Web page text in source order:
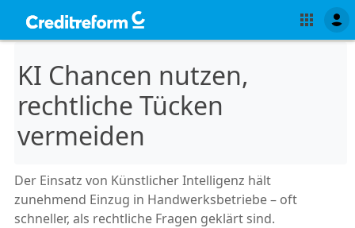
KI Chancen nutzen,
rechtliche Tücken
vermeiden
Der Einsatz von Künstlicher Intelligenz hält
zunehmend Einzug in Handwerksbetriebe – oft
schneller, als rechtliche Fragen geklärt sind.